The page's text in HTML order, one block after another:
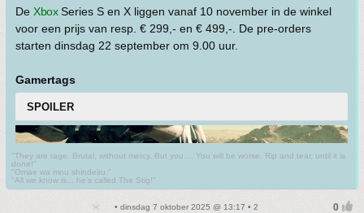
De XboxSeries S en X liggen vanaf 10 november in de winkel
voor een prijs van resp. € 299,- en € 499,-. De pre-orders
starten dinsdag 22 september om 9.00 uur.
Gamertags
SPOILER
"They are rage. Brutal, without mercy. But you.... You will be worse. Rip and tear, until it is
done!"
"Omae wa mou shindeiru."
"All we know is... he's called The Stig!"
• dinsdag 7 oktober 2025 @ 13:17 • 2